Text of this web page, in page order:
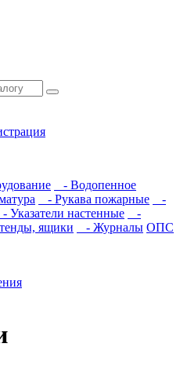
- Водопенное
- Рукава пожарные
-
- Указатели настенные
-
ящики - Журналы ОПС